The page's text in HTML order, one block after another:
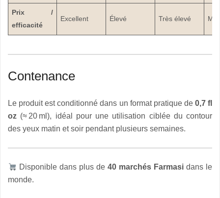
Prix /
efficacité
Excellent Élevé Très élevé
Contenance
Le produit est conditionné dans un format pratique de 0,7 fl
oz (≈ 20 ml), idéal pour une utilisation ciblée du contour
des yeux matin et soir pendant plusieurs semaines.
Disponible dans plus de40 marchés Farmasi dans le
monde.